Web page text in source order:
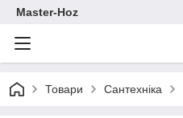
Master-Hoz
Товари Сантехніка